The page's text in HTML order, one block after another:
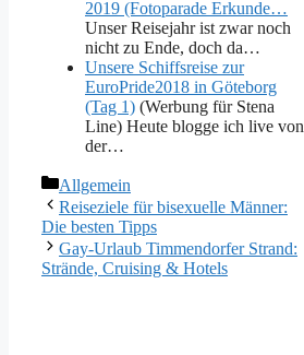
2019 (Fotoparade Erkunde…
Unser Reisejahr ist zwar noch
nicht zu Ende, doch da…
Unsere Schiffsreise zur
EuroPride2018 in Göteborg
(Tag 1) (Werbung für Stena
Line) Heute blogge ich live von
der…
Kategorien
Allgemein
Reiseziele für bisexuelle Männer:
Die besten Tipps
Gay-Urlaub Timmendorfer Strand:
Strände, Cruising & Hotels